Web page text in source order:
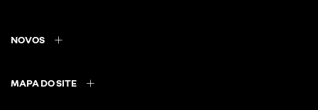
NOVOS
MAPA DO SITE